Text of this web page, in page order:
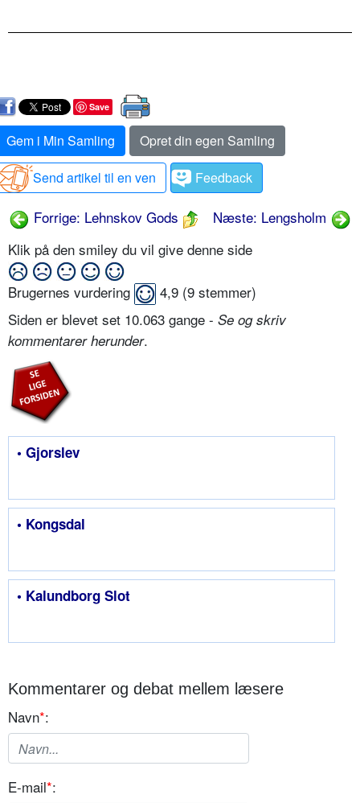
Save
Gem i Min Samling
Opret din egen Samling
Send artikel til en ven
Feedback
Forrige: Lehnskov Gods
Næste: Lengsholm
Klik på den smiley du vil give denne side
Brugernes vurdering 4,9 (9 stemmer)
Siden er blevet set 10.063 gange - Se og skriv
kommentarer herunder.
• Gjorslev
• Kongsdal
• Kalundborg Slot
Kommentarer og debat mellem læsere
Navn*:
E-mail*: